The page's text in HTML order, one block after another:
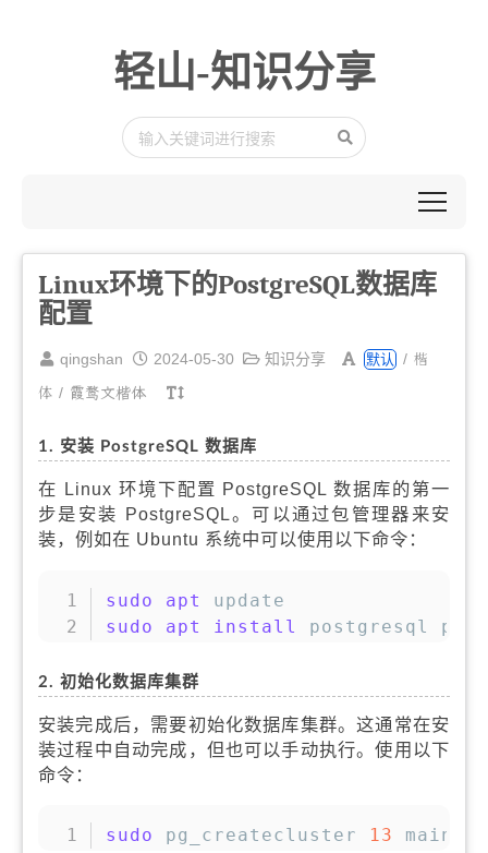
轻山-知识分享
Linux环境下的PostgreSQL数据库
配置
qingshan 2024-05-30 知识分享 默认 / 楷
体 / 霞鹜文楷体
1. 安装 PostgreSQL 数据库
在 Linux 环境下配置 PostgreSQL 数据库的第一
步是安装 PostgreSQL。可以通过包管理器来安
装，例如在 Ubuntu 系统中可以使用以下命令：
sudo apt
sudo
apt install postgresql
2. 初始化数据库集群
安装完成后，需要初始化数据库集群。这通常在安
装过程中自动完成，但也可以手动执行。使用以下
命令：
sudo pg_createcluster 13 main